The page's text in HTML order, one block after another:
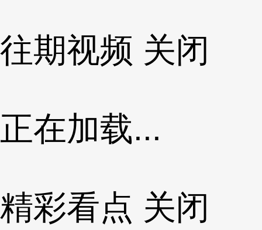
往期视频 关闭
正在加载...
精彩看点 关闭